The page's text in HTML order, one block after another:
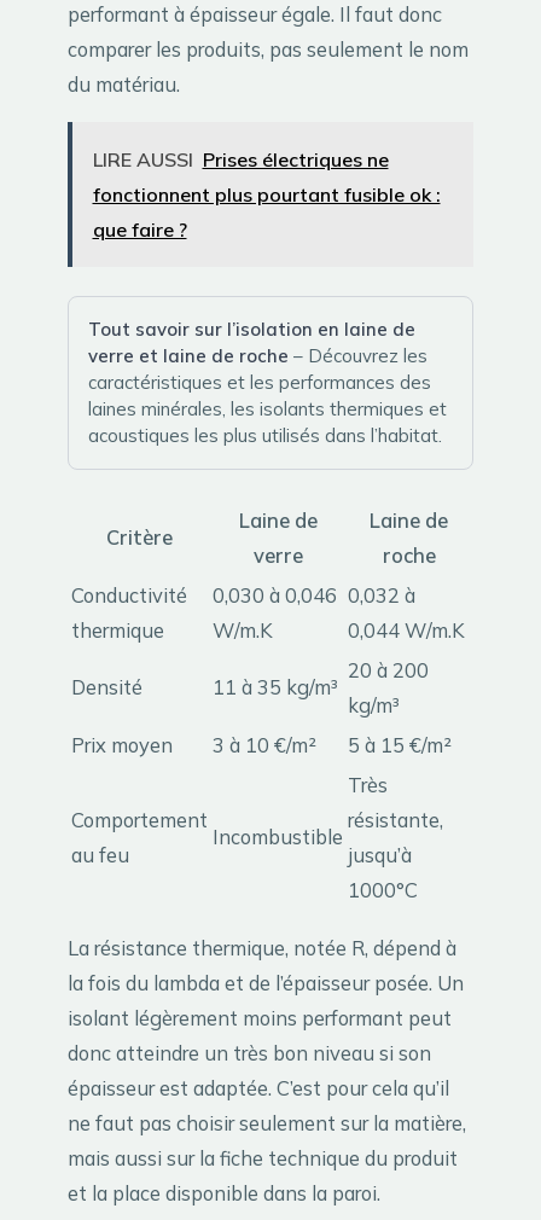
performant à épaisseur égale. Il faut donc
comparer les produits, pas seulement le nom
du matériau.
LIRE AUSSI Prises électriques ne
fonctionnent plus pourtant fusible ok :
que faire ?
Tout savoir sur l’isolation en laine de
verre et laine de roche – Découvrez les
caractéristiques et les performances des
laines minérales, les isolants thermiques et
acoustiques les plus utilisés dans l’habitat.
Critère
Laine de
verre
Laine de
roche
Conductivité
thermique
0,030 à 0,046
W/m.K
0,032 à
0,044 W/m.K
Densité 11 à 35 kg/m³
20 à 200
kg/m³
Prix moyen
3 à 10 €/m² 5 à 15 €/m²
Comportement
au feu
Incombustible
Très
résistante,
jusqu’à
1000°C
La résistance thermique, notée R, dépend à
la fois du lambda et de l’épaisseur posée. Un
isolant légèrement moins performant peut
donc atteindre un très bon niveau si son
épaisseur est adaptée. C’est pour cela qu’il
ne faut pas choisir seulement sur la matière,
mais aussi sur la fiche technique du produit
et la place disponible dans la paroi.